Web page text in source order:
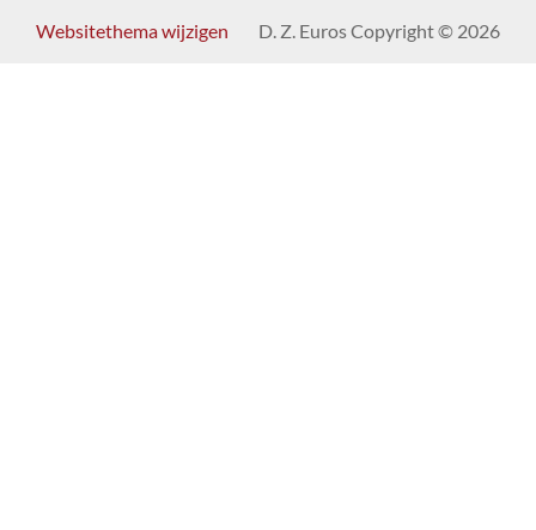
Websitethema wijzigen D. Z. Euros Copyright © 2026